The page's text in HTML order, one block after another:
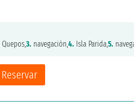
Reservar
Quepos,3. navegación,4. Isla Parida,5.